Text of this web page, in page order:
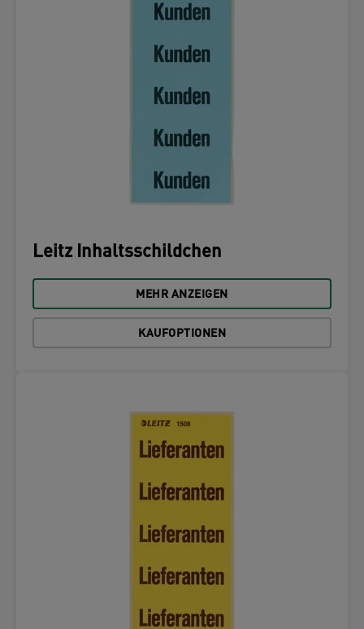
Leitz Inhaltsschildchen
MEHR ANZEIGEN
KAUFOPTIONEN